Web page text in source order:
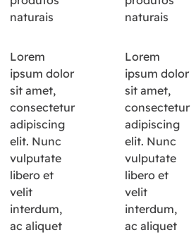
naturais
Lorem
ipsum dolor
sit amet,
consectetur
adipiscing
elit. Nunc
vulputate
libero et
velit
interdum,
ac aliquet
naturais
Lorem
ipsum dolor
sit amet,
consectetur
adipiscing
elit. Nunc
vulputate
libero et
velit
interdum,
ac aliquet